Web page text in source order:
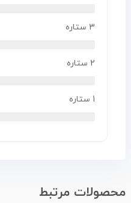
3 ستاره
2 ستاره
1 ستاره
محصولات مرتبط